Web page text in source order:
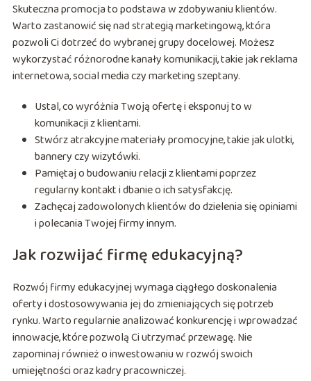
Skuteczna promocja to podstawa w zdobywaniu klientów.
Warto zastanowić się nad strategią marketingową, która
pozwoli Ci dotrzeć do wybranej grupy docelowej. Możesz
wykorzystać różnorodne kanały komunikacji, takie jak reklama
internetowa, social media czy marketing szeptany.
Ustal, co wyróżnia Twoją ofertę i eksponuj to w
komunikacji z klientami.
Stwórz atrakcyjne materiały promocyjne, takie jak ulotki,
bannery czy wizytówki.
Pamiętaj o budowaniu relacji z klientami poprzez
regularny kontakt i dbanie o ich satysfakcję.
Zachęcaj zadowolonych klientów do dzielenia się opiniami
i polecania Twojej firmy innym.
Jak rozwijać firmę edukacyjną?
Rozwój firmy edukacyjnej wymaga ciągłego doskonalenia
oferty i dostosowywania jej do zmieniających się potrzeb
rynku. Warto regularnie analizować konkurencję i wprowadzać
innowacje, które pozwolą Ci utrzymać przewagę. Nie
zapominaj również o inwestowaniu w rozwój swoich
umiejętności oraz kadry pracowniczej.